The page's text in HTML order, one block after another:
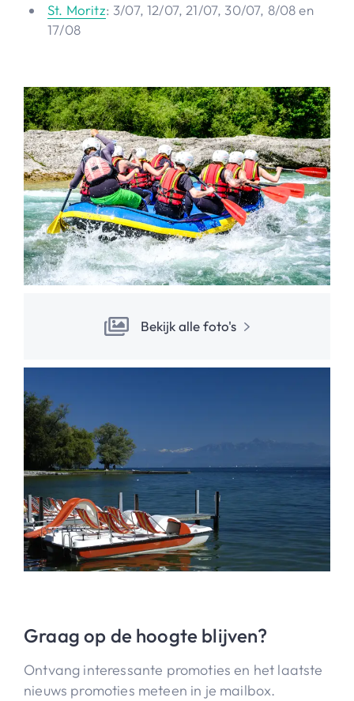
St. Moritz: 3/07, 12/07, 21/07, 30/07, 8/08 en
17/08
Bekijk alle foto's
Graag op de hoogte blijven?
Ontvang interessante promoties en het laatste
nieuws promoties meteen in je mailbox.